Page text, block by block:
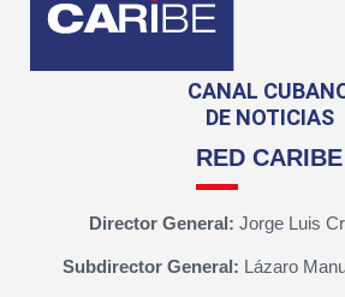
CANAL
DE NOTICIAS
RED CARIBE
Director General: Jorge Luis
Subdirector General: Lázaro